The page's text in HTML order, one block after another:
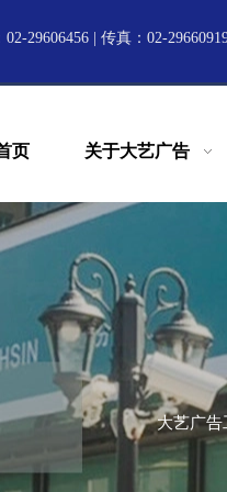
02-29606456 | 传真：02-
页 关于大艺广告
大艺广告